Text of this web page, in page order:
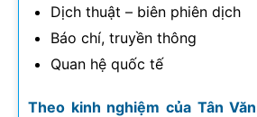
Dịch thuật – biên phiên dịch
Báo chí, truyền thông
Quan hệ quốc tế
Theo kinh nghiệm của Tân